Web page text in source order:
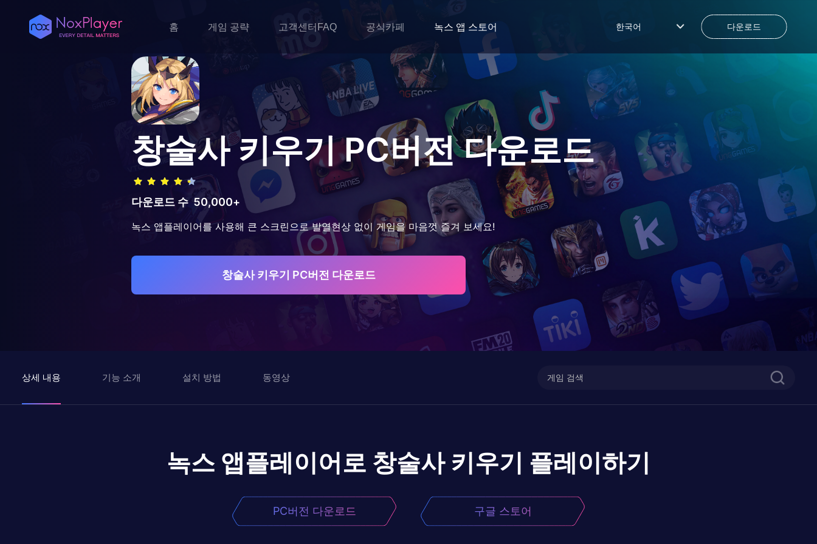
홈 게임 공략 고객센터FAQ 공식카페 녹스 앱 스토어 한국어 다운로드
창술사 키우기PC버전 다운로드
다운로드 수 50,000+
녹스 앱플레이어를 사용해 큰 스크린으로 발열현상 없이 게임을 마음껏 즐겨 보세요!
창술사 키우기 PC버전 다운로드
상세 내용 기능 소개 설치 방법 동영상
녹스 앱플레이어로 창술사 키우기 플레이하기
PC버전 다운로드 구글 스토어